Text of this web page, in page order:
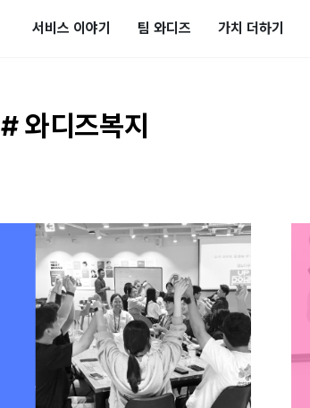
서비스 이야기 팀 와디즈 가치 더하기
# 와디즈복지